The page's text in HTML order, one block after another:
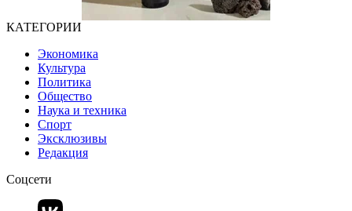
КАТЕГОРИИ
Экономика
Культура
Политика
Общество
Наука и техника
Спорт
Эксклюзивы
Редакция
Соцсети